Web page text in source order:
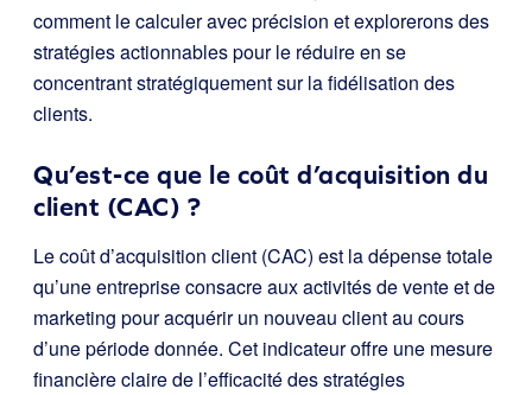
comment le calculer avec précision et explorerons des
stratégies actionnables pour le réduire en se
concentrant stratégiquement sur la fidélisation des
clients.
Qu’est-ce que le coût d’acquisition du
client (CAC) ?
Le coût d’acquisition client (CAC) est la dépense totale
qu’une entreprise consacre aux activités de vente et de
marketing pour acquérir un nouveau client au cours
d’une période donnée. Cet indicateur offre une mesure
financière claire de l’efficacité des stratégies